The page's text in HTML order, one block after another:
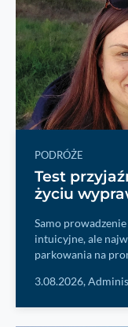
PODRÓŻE
Test
życiu
Samo
intuicyjne, ale
parkowania na
3.08.2026,